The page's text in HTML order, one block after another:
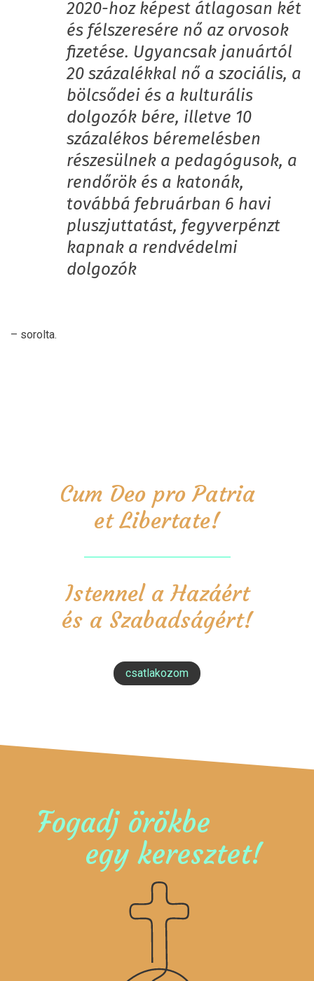
2020-hoz képest átlagosan két
és félszeresére nő az orvosok
fizetése. Ugyancsak januártól
20 százalékkal nő a szociális, a
bölcsődei és a kulturális
dolgozók bére, illetve 10
százalékos béremelésben
részesülnek a pedagógusok, a
rendőrök és a katonák,
továbbá februárban 6 havi
pluszjuttatást, fegyverpénzt
kapnak a rendvédelmi
dolgozók
– sorolta.
Cum Deo pro Patria
et Libertate!
Istennel a Hazáért
és a Szabadságért!
csatlakozom
Fogadj örökbe
egy keresztet!